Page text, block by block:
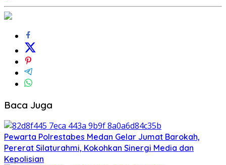
Baca Juga
Pewarta Polrestabes Medan Gelar Jumat Barokah,
Pererat Silaturahmi, Kokohkan Sinergi Media dan
Kepolisian